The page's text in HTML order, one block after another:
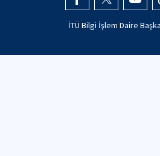
İTÜ Bilgi İşlem Daire